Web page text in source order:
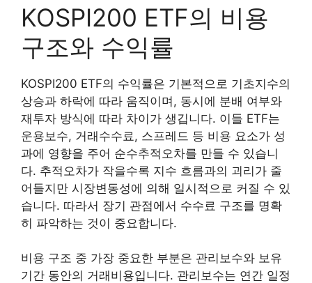
KOSPI200 ETF의 비용
구조와 수익률
KOSPI200 ETF의 수익률은 기본적으로 기초지수의
상승과 하락에 따라 움직이며, 동시에 분배 여부와
재투자 방식에 따라 차이가 생깁니다. 이들 ETF는
운용보수, 거래수수료, 스프레드 등 비용 요소가 성
과에 영향을 주어 순수추적오차를 만들 수 있습니
다. 추적오차가 작을수록 지수 흐름과의 괴리가 줄
어들지만 시장변동성에 의해 일시적으로 커질 수 있
습니다. 따라서 장기 관점에서 수수료 구조를 명확
히 파악하는 것이 중요합니다.
비용 구조 중 가장 중요한 부분은 관리보수와 보유
기간 동안의 거래비용입니다. 관리보수는 연간 일정